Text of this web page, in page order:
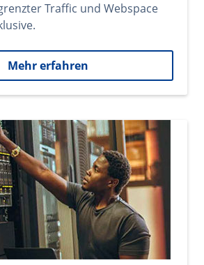
Traffic und Webspace
Mehr erfahren